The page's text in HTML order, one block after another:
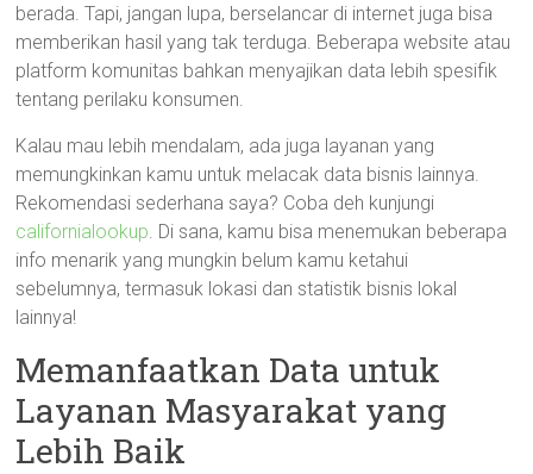
berada. Tapi, jangan lupa, berselancar di internet juga bisa
memberikan hasil yang tak terduga. Beberapa website atau
platform komunitas bahkan menyajikan data lebih spesifik
tentang perilaku konsumen.
Kalau mau lebih mendalam, ada juga layanan yang
memungkinkan kamu untuk melacak data bisnis lainnya.
Rekomendasi sederhana saya? Coba deh kunjungi
californialookup. Di sana, kamu bisa menemukan beberapa
info menarik yang mungkin belum kamu ketahui
sebelumnya, termasuk lokasi dan statistik bisnis lokal
lainnya!
Memanfaatkan Data untuk
Layanan Masyarakat yang
Lebih Baik